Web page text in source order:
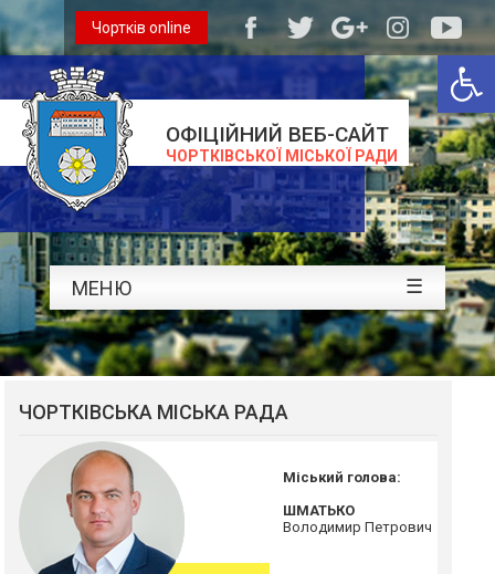
ОФІЦІЙНИЙ ВЕБ-САЙТ
ЧОРТКІВСЬКОЇ МІСЬКОЇ РАДИ
Чортків online
МЕНЮ ☰
ЧОРТКІВСЬКА МІСЬКА РАДА
Міський голова:
ШМАТЬКО
Володимир Петрович